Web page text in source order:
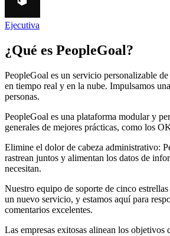
Ejecutiva
¿Qué es PeopleGoal?
PeopleGoal es un servicio personalizable
en tiempo real y en la nube. Impulsamos
personas.
PeopleGoal es una plataforma modular y
generales de mejores prácticas, como los
Elimine el dolor de cabeza administrativo:
rastrean juntos y alimentan los datos de
necesitan.
Nuestro equipo de soporte de cinco
un nuevo servicio, y estamos aquí para
comentarios excelentes.
Las empresas exitosas alinean los